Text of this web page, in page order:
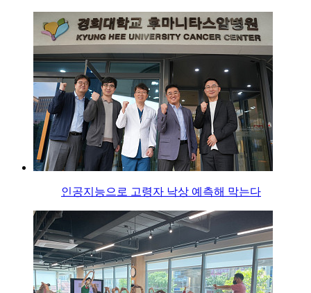
인공지능으로 고령자 낙상 예측해 막는다